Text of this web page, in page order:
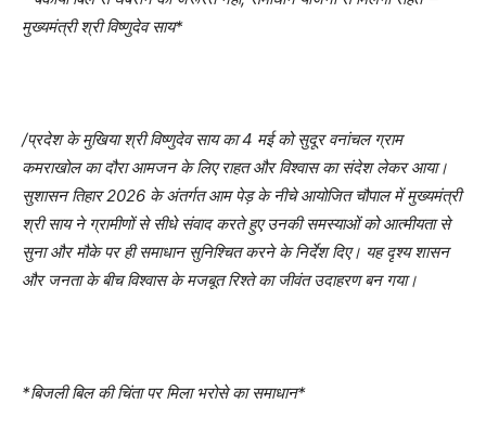
मुख्यमंत्री श्री विष्णुदेव साय*
/प्रदेश के मुखिया श्री विष्णुदेव साय का 4 मई को सुदूर वनांचल ग्राम
कमराखोल का दौरा आमजन के लिए राहत और विश्वास का संदेश लेकर आया।
सुशासन तिहार 2026 के अंतर्गत आम पेड़ के नीचे आयोजित चौपाल में मुख्यमंत्री
श्री साय ने ग्रामीणों से सीधे संवाद करते हुए उनकी समस्याओं को आत्मीयता से
सुना और मौके पर ही समाधान सुनिश्चित करने के निर्देश दिए। यह दृश्य शासन
और जनता के बीच विश्वास के मजबूत रिश्ते का जीवंत उदाहरण बन गया।
*बिजली बिल की चिंता पर मिला भरोसे का समाधान*